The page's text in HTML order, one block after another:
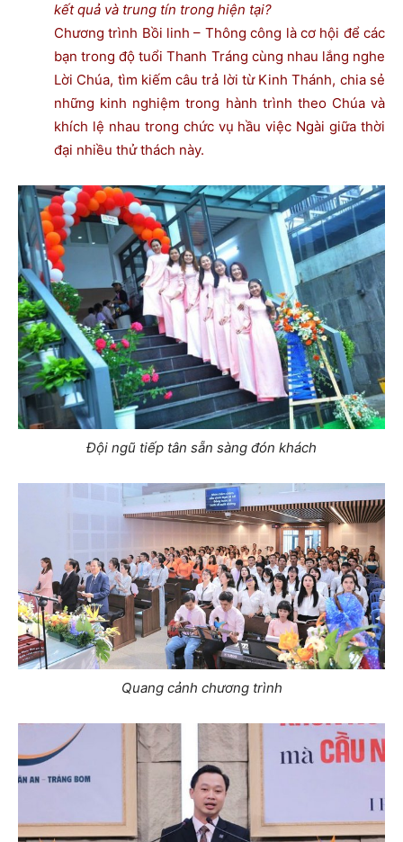
kết quả và trung tín trong hiện tại?
Chương trình Bồi linh – Thông công là cơ hội để các
bạn trong độ tuổi Thanh Tráng cùng nhau lắng nghe
Lời Chúa, tìm kiếm câu trả lời từ Kinh Thánh, chia sẻ
những kinh nghiệm trong hành trình theo Chúa và
khích lệ nhau trong chức vụ hầu việc Ngài giữa thời
đại nhiều thử thách này.
Đội ngũ tiếp tân sẵn sàng đón khách
Quang cảnh chương trình